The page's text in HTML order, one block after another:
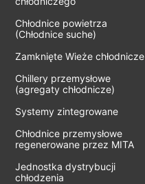
Chłodnice powietrza
(Chłodnice suche)
Zamknięte Wieże chłodnicze
Chillery przemysłowe
(agregaty chłodnicze)
Systemy zintegrowane
Chłodnice przemysłowe
regenerowane przez MITA
Jednostka dystrybucji
chłodzenia